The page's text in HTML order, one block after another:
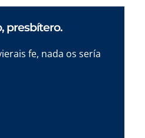
presbítero.
fe, nada os sería